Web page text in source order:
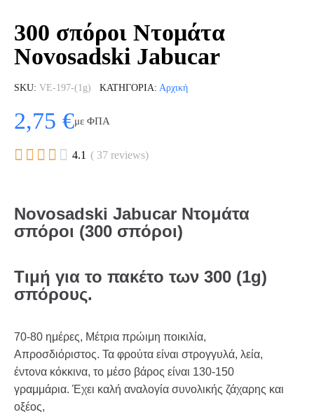
300 σπόροι Ντομάτα
Novosadski Jabucar
SKU VE-197-(1g) ΚΑΤΗΓΟΡΊΑ Αρχική
2,75 €με ΦΠΑ
     4.1 ( 37 reviews)
Novosadski Jabucar Ντομάτα
σπόροι (300 σπόροι)
Τιμή για το πακέτο των 300 (1g)
σπόρους.
70-80 ημέρες, Μέτρια πρώιμη ποικιλία,
Απροσδιόριστος. Τα φρούτα είναι στρογγυλά, λεία,
έντονα κόκκινα, το μέσο βάρος είναι 130-150
γραμμάρια. Έχει καλή αναλογία συνολικής ζάχαρης και
οξέος,